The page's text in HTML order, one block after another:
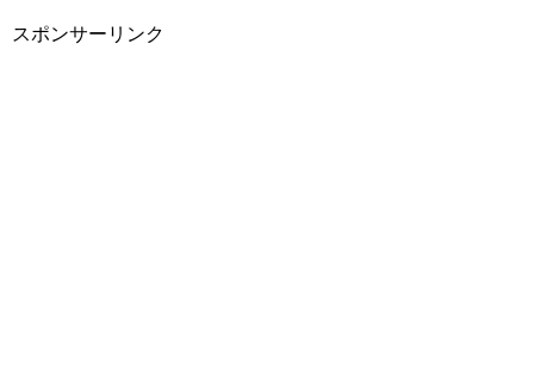
スポンサーリンク